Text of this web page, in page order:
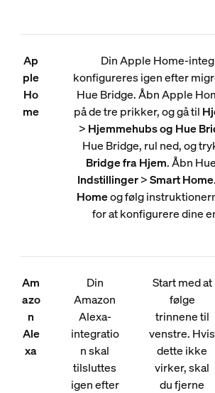
Ap
ple
Ho
me
Din Apple Home-
konfigureres igen efter
Hue Bridge. Åbn Apple
på de tre prikker, og gå til
> Hjemmehubs og Hue
Hue Bridge, rul ned, og
Bridge fra Hjem. Åbn
Indstillinger>Smart Home
Homeog følg
for at konfigurere dine
Am
azo
n
Ale
xa
Din
Amazon
Alexa-
integratio
n skal
tilsluttes
igen efter
Start med at
følge
trinnene til
venstre. Hvis
dette ikke
virker, skal
du fjerne